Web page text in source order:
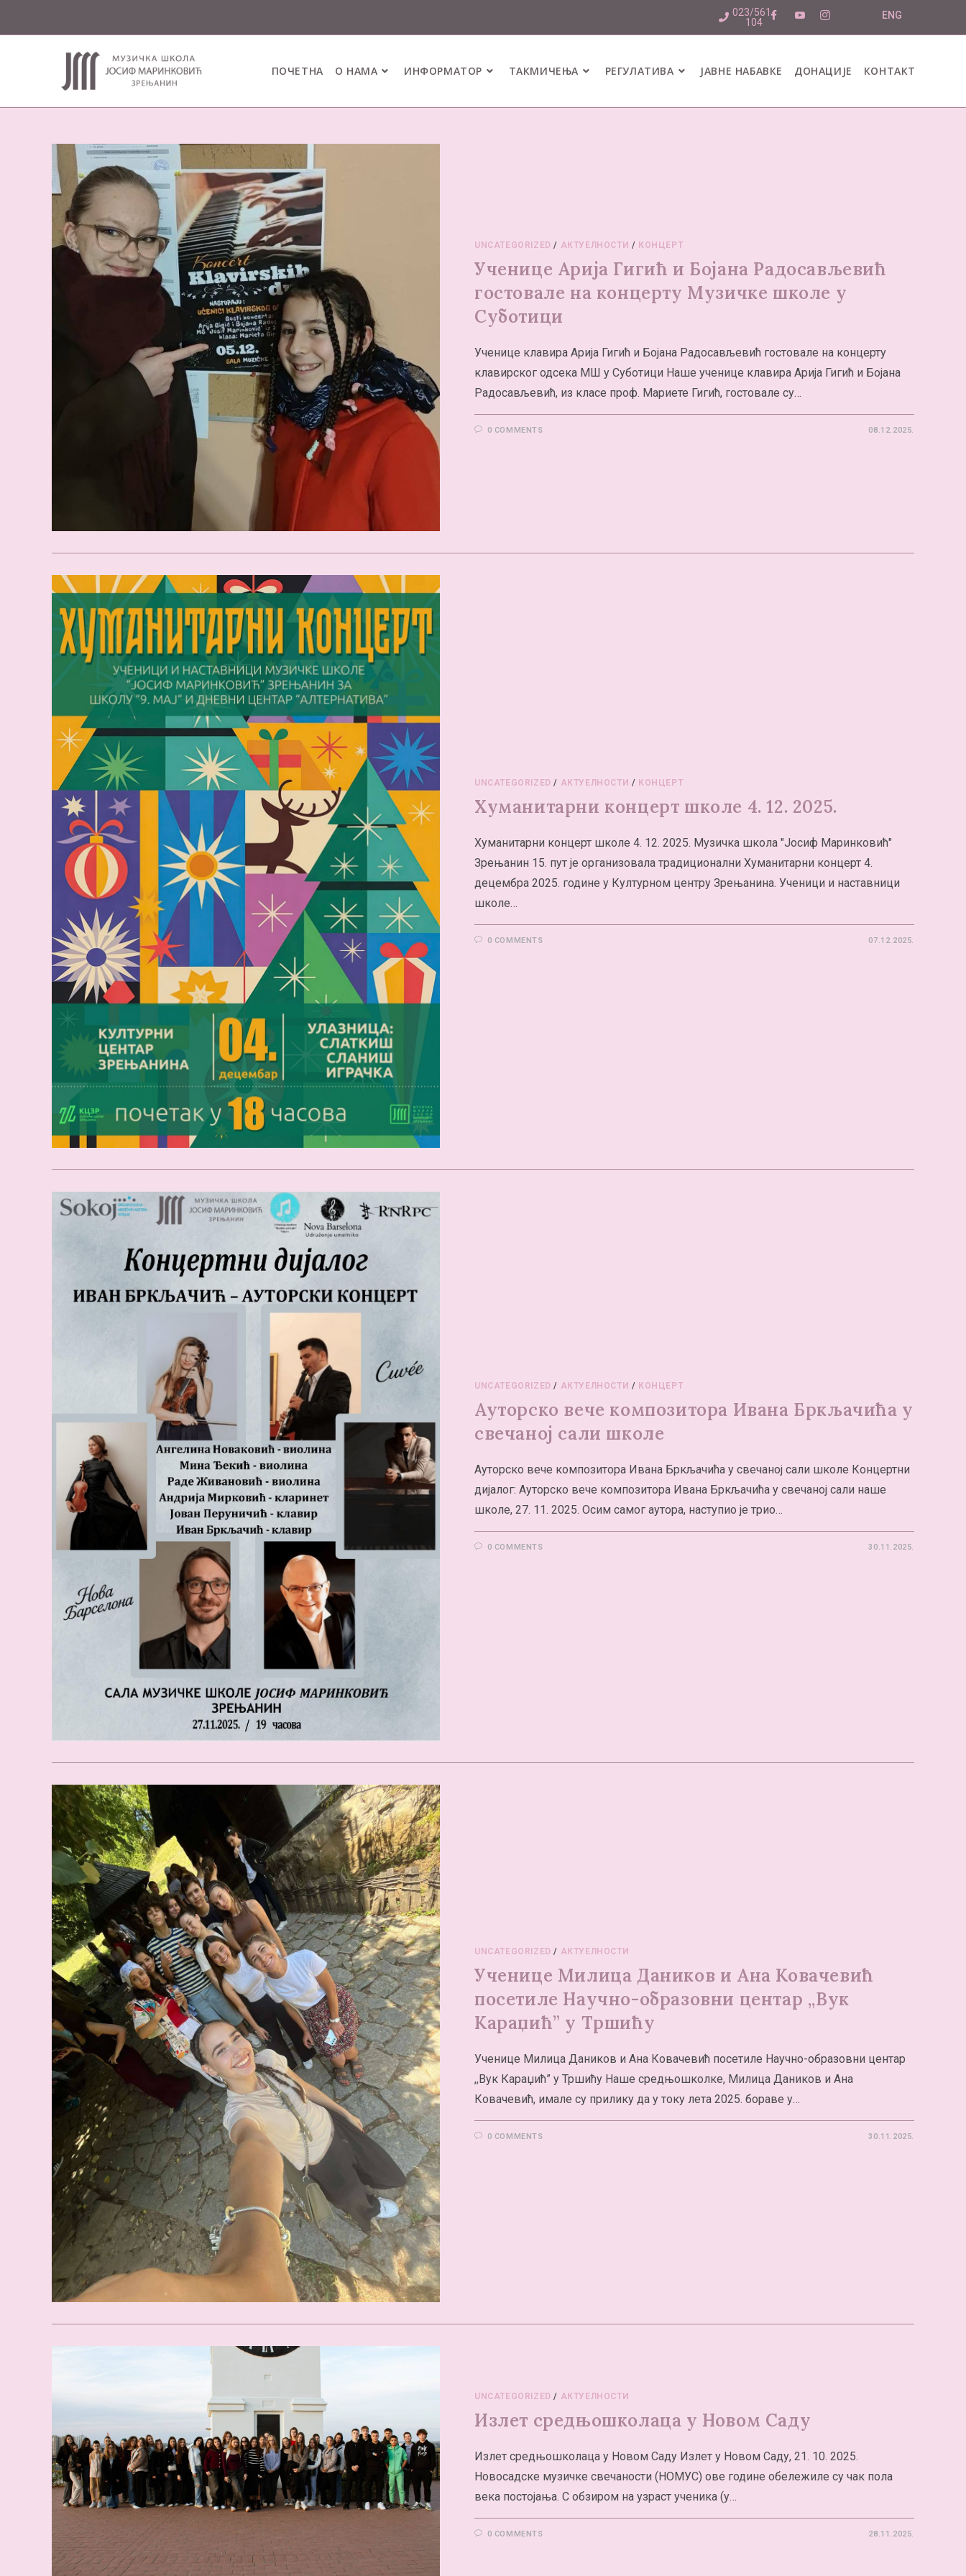
023/561-
104
ENG
ПОЧЕТНА О НАМА ИНФОРМАТОР ТАКМИЧЕЊА РЕГУЛАТИВА ЈАВНЕ НАБАВКЕ ДОНАЦИЈЕ КОНТАКТ
UNCATEGORIZED / АКТУЕЛНОСТИ / КОНЦЕРТ
Ученице Арија Гигић и Бојана Радосављевић
гостовале на концерту Музичке школе у
Суботици
Ученице клавира Арија Гигић и Бојана Радосављевић гостовале на концерту
клавирског одсека МШ у Суботици Наше ученице клавира Арија Гигић и Бојана
Радосављевић, из класе проф. Мариете Гигић, гостовале су…
0 COMMENTS 08.12.2025.
UNCATEGORIZED / АКТУЕЛНОСТИ / КОНЦЕРТ
Хуманитарни концерт школе 4. 12. 2025.
Хуманитарни концерт школе 4. 12. 2025. Музичка школа "Јосиф Маринковић"
Зрењанин 15. пут је организовала традиционални Хуманитарни концерт 4.
децембра 2025. године у Културном центру Зрењанина. Ученици и наставници
школе…
0 COMMENTS 07.12.2025.
UNCATEGORIZED / АКТУЕЛНОСТИ / КОНЦЕРТ
Ауторско вече композитора Ивана Бркљачића у
свечаној сали школе
Ауторско вече композитора Ивана Бркљачића у свечаној сали школе Концертни
дијалог: Ауторско вече композитора Ивана Бркљачића у свечаној сали наше
школе, 27. 11. 2025. Осим самог аутора, наступио је трио…
0 COMMENTS 30.11.2025.
UNCATEGORIZED / АКТУЕЛНОСТИ
Ученице Милица Даников и Ана Ковачевић
посетиле Научно-образовни центар ,,Вук
Караџић” у Тршићу
Ученице Милица Даников и Ана Ковачевић посетиле Научно-образовни центар
,,Вук Караџић” у Тршићу Наше средњошколке, Милица Даников и Ана
Ковачевић, имале су прилику да у току лета 2025. бораве у…
0 COMMENTS 30.11.2025.
UNCATEGORIZED / АКТУЕЛНОСТИ
Излет средњошколаца у Новом Саду
Излет средњошколаца у Новом Саду Излет у Новом Саду, 21. 10. 2025.
Новосадске музичке свечаности (НОМУС) ове године обележиле су чак пола
века постојања. С обзиром на узраст ученика (у…
0 COMMENTS 28.11.2025.